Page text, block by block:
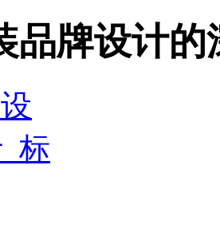
品牌设计的